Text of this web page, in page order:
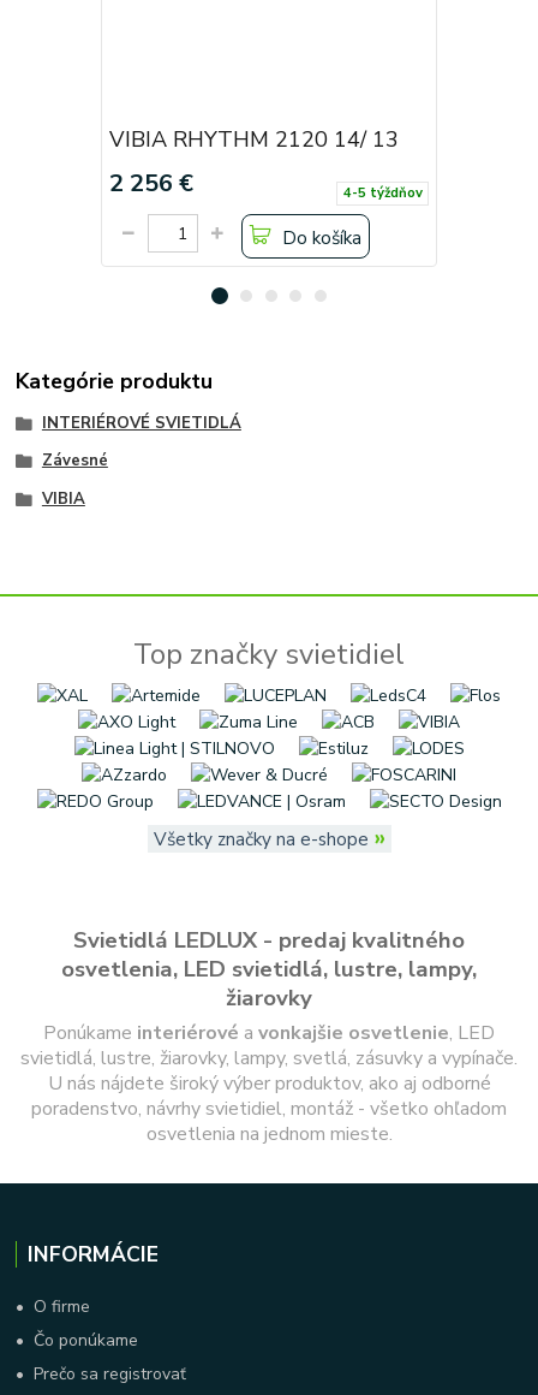
VIBIA RHYTHM 2120 14/ 13
2 256 € 4-5 týždňov
Do košíka
Kategórie produktu
INTERIÉROVÉ SVIETIDLÁ
Závesné
VIBIA
Top značky svietidiel
Všetky značky na e-shope »
Svietidlá LEDLUX - predaj kvalitného
osvetlenia, LED svietidlá, lustre, lampy,
žiarovky
Ponúkame interiérové a vonkajšie osvetlenie, LED
svietidlá, lustre, žiarovky, lampy, svetlá, zásuvky a vypínače.
U nás nájdete široký výber produktov, ako aj odborné
poradenstvo, návrhy svietidiel, montáž - všetko ohľadom
osvetlenia na jednom mieste.
INFORMÁCIE
• O firme
• Čo ponúkame
•Prečo sa registrovať